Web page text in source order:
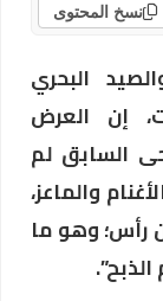
نسخ المحتوى
البحري
إن العرض
السابق لم
الأغنام والماعز،
تفوق 6.5 ملايين رأس؛ وهو ما